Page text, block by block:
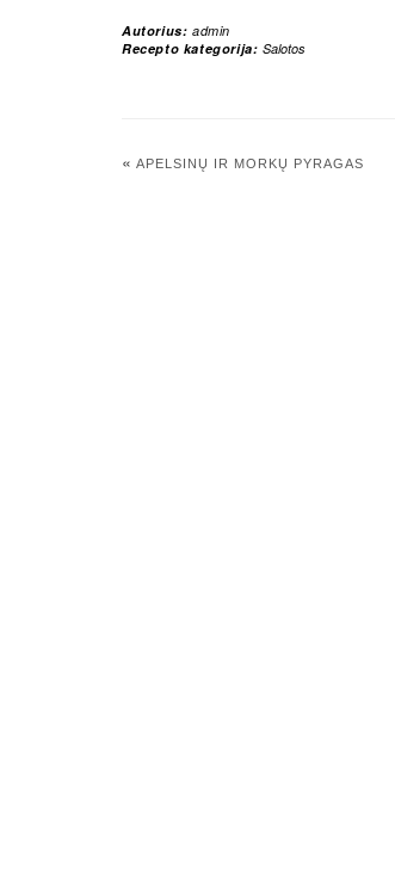
Autorius: admin
Recepto kategorija: Salotos
« APELSINŲ IR MORKŲ PYRAGAS